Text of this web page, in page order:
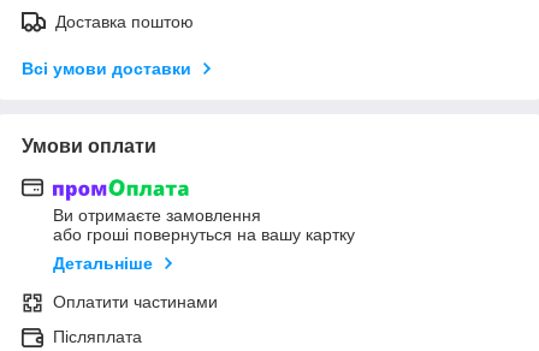
Доставка поштою
Всі умови доставки
Умови оплати
Ви отримаєте замовлення
або гроші повернуться на вашу картку
Детальніше
Оплатити частинами
Післяплата